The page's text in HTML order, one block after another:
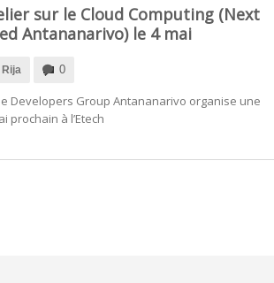
sur le Cloud Computing (Next
Antananarivo) le 4 mai
Rija 0
Developers Group Antananarivo organise une
prochain à l’Etech